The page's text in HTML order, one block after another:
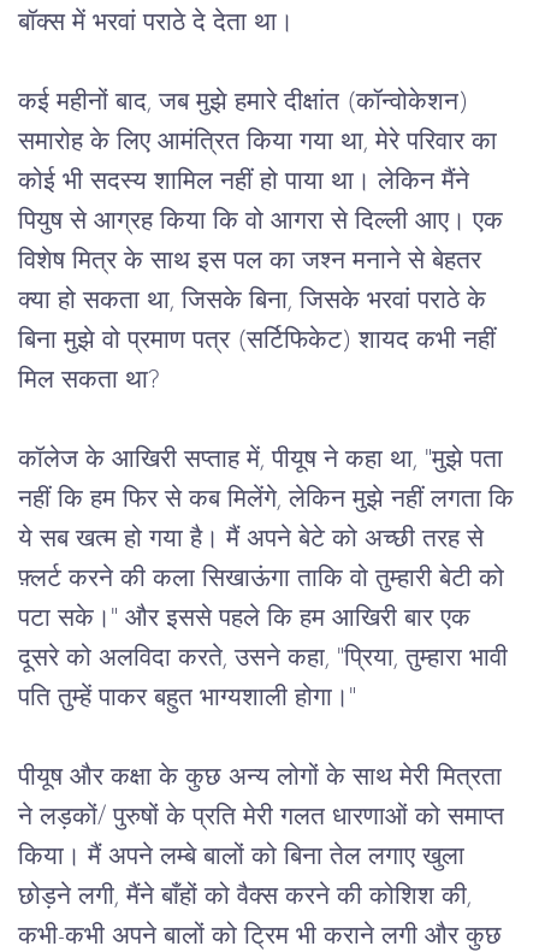
बॉक्स में भरवां पराठे दे देता था।
कई महीनों बाद, जब मुझे हमारे दीक्षांत (कॉन्वोकेशन)
समारोह के लिए आमंत्रित किया गया था, मेरे परिवार का
कोई भी सदस्य शामिल नहीं हो पाया था। लेकिन मैंने
पियुष से आग्रह किया कि वो आगरा से दिल्ली आए। एक
विशेष मित्र के साथ इस पल का जश्न मनाने से बेहतर
क्या हो सकता था, जिसके बिना, जिसके भरवां पराठे के
बिना मुझे वो प्रमाण पत्र (सर्टिफिकेट) शायद कभी नहीं
मिल सकता था?
कॉलेज के आखिरी सप्ताह में, पीयूष ने कहा था, "मुझे पता
नहीं कि हम फिर से कब मिलेंगे, लेकिन मुझे नहीं लगता कि
ये सब खत्म हो गया है। मैं अपने बेटे को अच्छी तरह से
फ़्लर्ट करने की कला सिखाऊंगा ताकि वो तुम्हारी बेटी को
पटा सके। " और इससे पहले कि हम आखिरी बार एक
दूसरे को अलविदा करते, उसने कहा, "प्रिया, तुम्हारा भावी
पति तुम्हें पाकर बहुत भाग्यशाली होगा। "
पीयूष और कक्षा के कुछ अन्य लोगों के साथ मेरी मित्रता
ने लड़कों/ पुरुषों के प्रति मेरी गलत धारणाओं को समाप्त
किया। मैं अपने लम्बे बालों को बिना तेल लगाए खुला
छोड़ने लगी, मैंने बाँहों को वैक्स करने की कोशिश की,
कभी-कभी अपने बालों को ट्रिम भी कराने लगी और कुछ